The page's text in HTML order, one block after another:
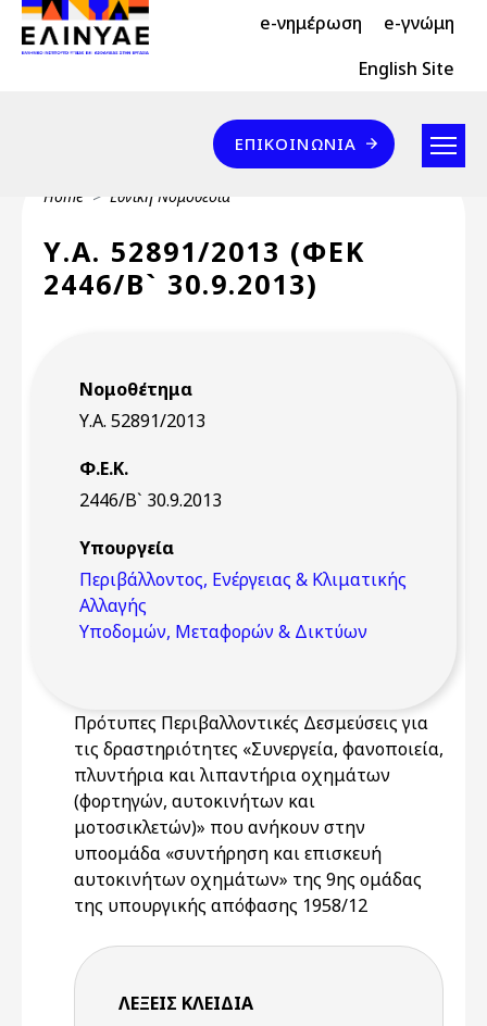
Skip to main content
Header Top 2 e-νημέρωση e-γνώμη
Header Top English Site
Επικοινωνία
ΕΠΙΚΟΙΝΩΝΊΑ
Breadcrumb
Home Εθνική Νομοθεσία
Υ.Α. 52891/2013 (ΦΕΚ
2446/Β` 30.9.2013)
Νομοθέτημα
Υ.Α. 52891/2013
Φ.Ε.Κ.
2446/Β` 30.9.2013
Υπουργεία
Περιβάλλοντος, Ενέργειας & Κλιματικής
Αλλαγής
Υποδομών, Μεταφορών & Δικτύων
Πρότυπες Περιβαλλοντικές Δεσμεύσεις για
τις δραστηριότητες «Συνεργεία, φανοποιεία,
πλυντήρια και λιπαντήρια οχημάτων
(φορτηγών, αυτοκινήτων και
μοτοσικλετών)» που ανήκουν στην
υποομάδα «συντήρηση και επισκευή
αυτοκινήτων οχημάτων» της 9ης ομάδας
της υπουργικής απόφασης 1958/12
ΛΈΞΕΙΣ KΛΕΙΔΙΆ